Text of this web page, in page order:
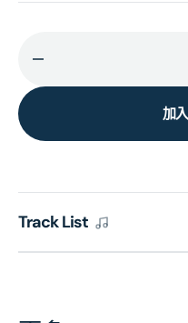
Le
的
數
加
Track List